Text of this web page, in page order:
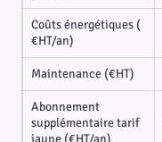
Coûts énergétiques (
€HT/an)
Maintenance (€HT)
Abonnement
supplémentaire tarif
jaune (€HT/an)